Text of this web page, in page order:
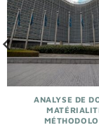
ANALYSE DE